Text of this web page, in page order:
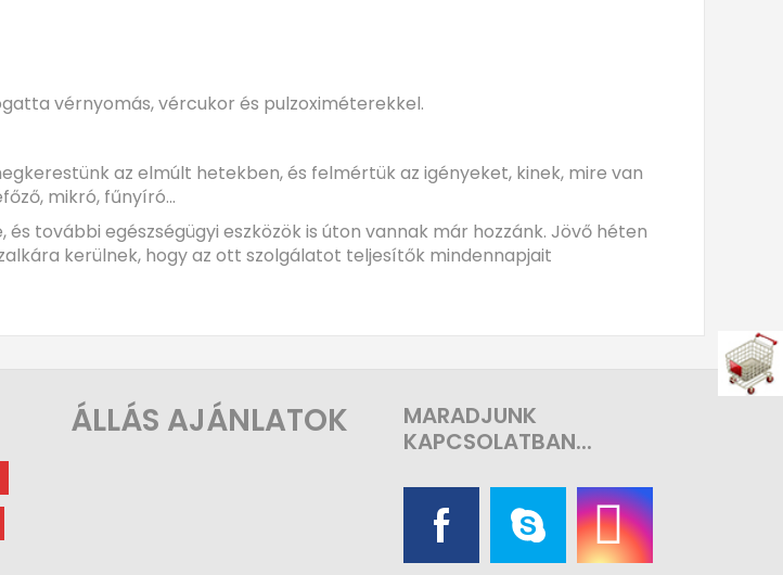
vérnyomás, vércukor és pulzoximéterekkel.
az elmúlt hetekben, és felmértük az igényeket, kinek, mire van
mikró, fűnyíró...
további egészségügyi eszközök is úton vannak már hozzánk. Jövő héten
kerülnek, hogy az ott szolgálatot teljesítők mindennapjait
ÁLLÁS AJÁNLATOK
MARADJUNK
KAPCSOLATBAN...